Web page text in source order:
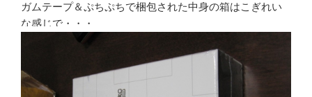
ガムテープ＆ぷちぷちで梱包された中身の箱はこぎれい
な感じで・・・